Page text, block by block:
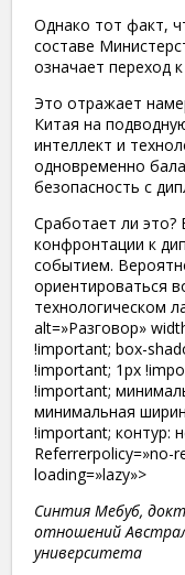
Однако тот факт,
составе
означает переход
Это отражает
Китая на
интеллект и
одновременно
безопасность с
Сработает ли
конфронтации к
событием.
ориентироваться
технологическом
alt=»Разговор»
!important; box-
!important; 1px
!important;
минимальная
!important; контур:
Referrerpolicy=»no-
loading=»lazy»>
Синтия Мебуб,
отношений
университета